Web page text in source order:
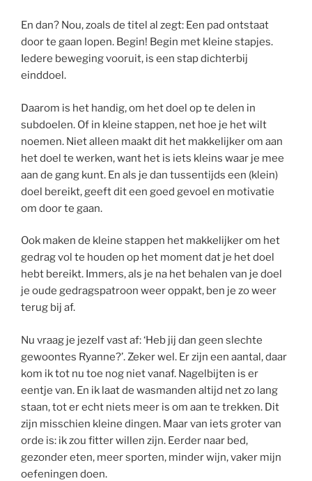
En dan? Nou, zoals de titel al zegt: Een pad ontstaat
door te gaan lopen. Begin! Begin met kleine stapjes.
Iedere beweging vooruit, is een stap dichterbij
einddoel.
Daarom is het handig, om het doel op te delen in
subdoelen. Of in kleine stappen, net hoe je het wilt
noemen. Niet alleen maakt dit het makkelijker om aan
het doel te werken, want het is iets kleins waar je mee
aan de gang kunt. En als je dan tussentijds een (klein)
doel bereikt, geeft dit een goed gevoel en motivatie
om door te gaan.
Ook maken de kleine stappen het makkelijker om het
gedrag vol te houden op het moment dat je het doel
hebt bereikt. Immers, als je na het behalen van je doel
je oude gedragspatroon weer oppakt, ben je zo weer
terug bij af.
Nu vraag je jezelf vast af: ‘Heb jij dan geen slechte
gewoontes Ryanne?’. Zeker wel. Er zijn een aantal, daar
kom ik tot nu toe nog niet vanaf. Nagelbijten is er
eentje van. En ik laat de wasmanden altijd net zo lang
staan, tot er echt niets meer is om aan te trekken. Dit
zijn misschien kleine dingen. Maar van iets groter van
orde is: ik zou fitter willen zijn. Eerder naar bed,
gezonder eten, meer sporten, minder wijn, vaker mijn
oefeningen doen.